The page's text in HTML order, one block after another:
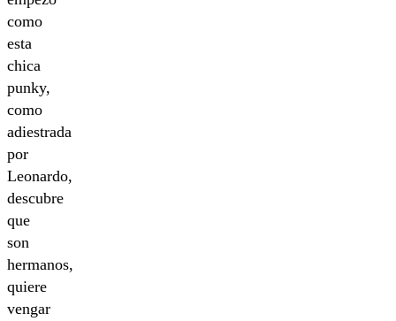
como
esta
chica
punky,
como
adiestrada
por
Leonardo,
descubre
que
son
hermanos,
quiere
vengar